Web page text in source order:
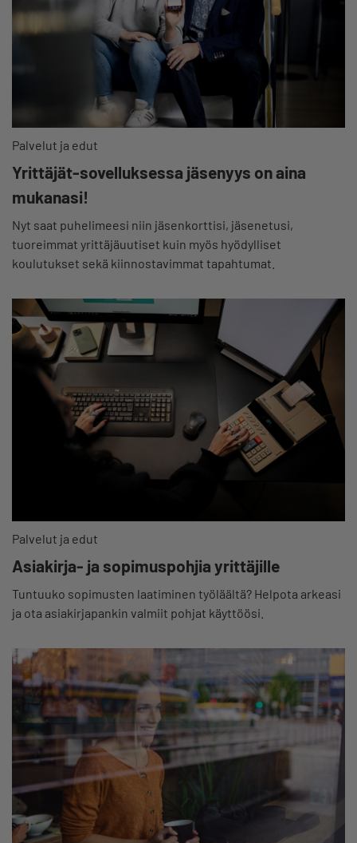
Palvelut ja edut
Yrittäjät-sovelluksessa jäsenyys on aina
mukanasi!
Nyt saat puhelimeesi niin jäsenkorttisi, jäsenetusi,
tuoreimmat yrittäjäuutiset kuin myös hyödylliset
koulutukset sekä kiinnostavimmat tapahtumat.
Palvelut ja edut
Asiakirja- ja sopimuspohjia yrittäjille
Tuntuuko sopimusten laatiminen työläältä? Helpota arkeasi
ja ota asiakirjapankin valmiit pohjat käyttöösi.